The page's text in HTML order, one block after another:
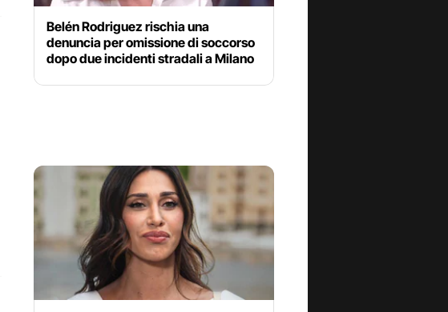
Belén Rodriguez rischia una
denuncia per omissione di soccorso
dopo due incidenti stradali a Milano